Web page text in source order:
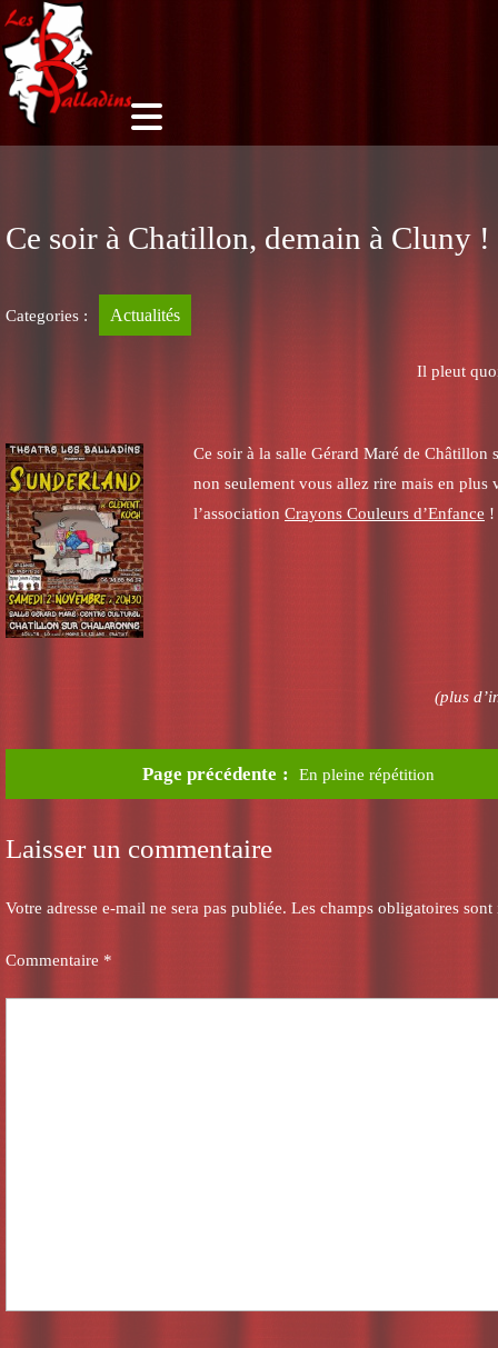
Ce soir à Chatillon, demain à Cluny !
Categories : Actualités
Il pleut
Ce soir à la salle Gérard Maré de Châtillon
non seulement vous allez rire mais en plus
l’association Crayons Couleurs d’Enfance !
(plus
Page précédente En pleine répétition
Laisser un commentaire
Votre adresse e-mail ne sera pas publiée. Les champs obligatoires
Commentaire *